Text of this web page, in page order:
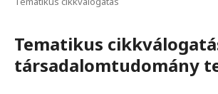
Tematikus
társadalomtudomány